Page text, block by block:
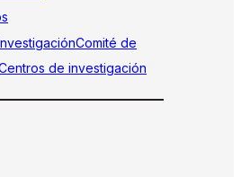
Comité de
de investigación